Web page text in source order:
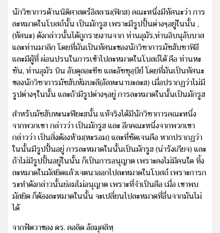
นักวิชาการด้านนิติศาสตร์อิสลาม(ฟิกฮ) คณะหนึ่งมีทัศนะว่า การ
ละหมาดในโบสถ์นั้น เป็นมักรูฮ เพราะมีรูปปั้นต่างๆอยู่ในนั้น ,
(ทัศนะ) ดังกล่าวนั้นได้ถูกรายงานจาก ท่านอุมัร,ท่านอิบนุอับบาส
และท่านมาลิก โดยที่มันเป็นทัศนะของนักวิชาการมัซฮับชาฟิอี
และมีผู้ที่ ผ่อนปรนในการเข้าไปละหมาดในโบสถ์ได้ คือ ท่านหะ
ซัน, ท่านอุมัร บิน อับดุลอะซีซ และอัชชุอฺบีย์ โดยที่มันเป็นทัศนะ
ของนักวิชาการมัซฮับหัมบะลี(อัลหะนาบะละฮ) เมื่อปรากฏว่าไม่มี
รูปต่างๆในนั้น และถ้ามีรูปต่างๆอยู่ การละหมาดในนั้นเป็นมักรูฮ
สำหรับมัซฮับหะนะฟียะฮนั้น แท้จริงได้มีนักวิชาการคณะหนึ่ง
จากพวกเขา กล่าวว่า เป็นมักรูฮ และ อีกคณะหนึ่งจากพวกเขา
กล่าวว่า เป็นสิ่งต้องห้าม(หะรอม) และที่ชัดเจนคือ หากปรากฏว่า
ในนั้นมีรูปปั้นอยู่ การละหมาดในนั้นเป็นมักรูฮ (น่ารังเกียจ) และ
ถ้าไม่มีรูปปั้นอยู่ในนั้น ก็เป็นการอนุญาต เพราะคงไม่มีคนใด ทิ้ง
ละหมาดในมัสยิดแล้วเจตนาออกไปละหมาดในโบสถ์ เพราะการก
ระทำดังกล่าวนั้นย่อมไม่อนุญาต เพราะที่จำเป็นคือ เมื่อ เขาพบ
มัสยิด ก็ต้องละหมาดในนั้น จะเปลี่ยนไปละหมาดที่อื่นจากมันไม่
ได้
จากฟัตวาของ ดร. คอลิด อัลมุศลิหฺ